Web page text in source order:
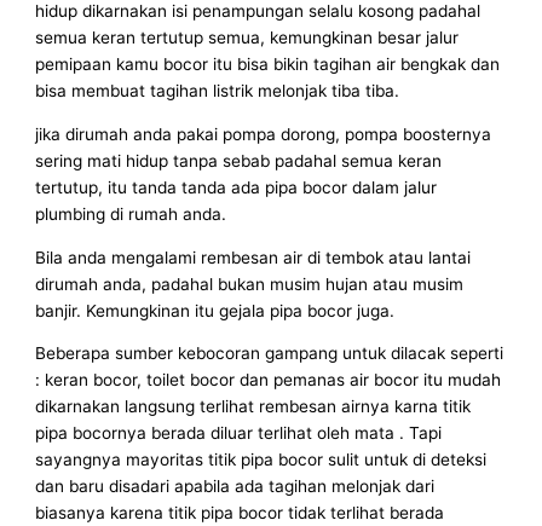
hidup dikarnakan isi penampungan selalu kosong padahal
semua keran tertutup semua, kemungkinan besar jalur
pemipaan kamu bocor itu bisa bikin tagihan air bengkak dan
bisa membuat tagihan listrik melonjak tiba tiba.
jika dirumah anda pakai pompa dorong, pompa boosternya
sering mati hidup tanpa sebab padahal semua keran
tertutup, itu tanda tanda ada pipa bocor dalam jalur
plumbing di rumah anda.
Bila anda mengalami rembesan air di tembok atau lantai
dirumah anda, padahal bukan musim hujan atau musim
banjir. Kemungkinan itu gejala pipa bocor juga.
Beberapa sumber kebocoran gampang untuk dilacak seperti
: keran bocor, toilet bocor dan pemanas air bocor itu mudah
dikarnakan langsung terlihat rembesan airnya karna titik
pipa bocornya berada diluar terlihat oleh mata . Tapi
sayangnya mayoritas titik pipa bocor sulit untuk di deteksi
dan baru disadari apabila ada tagihan melonjak dari
biasanya karena titik pipa bocor tidak terlihat berada